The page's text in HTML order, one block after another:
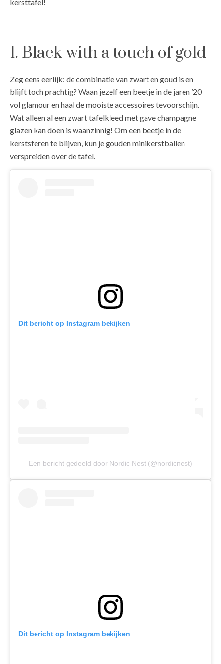
kersttafel!
1. Black with a touch of gold
Zeg eens eerlijk: de combinatie van zwart en goud is en
blijft toch prachtig? Waan jezelf een beetje in de jaren ’20
vol glamour en haal de mooiste accessoires tevoorschijn.
Wat alleen al een zwart tafelkleed met gave champagne
glazen kan doen is waanzinnig! Om een beetje in de
kerstsferen te blijven, kun je gouden minikerstballen
verspreiden over de tafel.
Dit bericht op Instagram bekijken
Een bericht gedeeld door Nordic Nest (@nordicnest)
Dit bericht op Instagram bekijken